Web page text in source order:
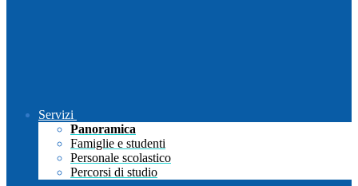
Servizi
Panoramica
Famiglie e studenti
Personale scolastico
Percorsi di studio